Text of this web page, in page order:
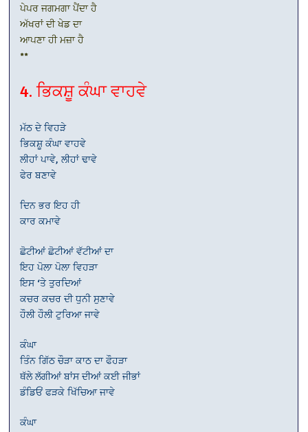
ਪੇਪਰ ਜਗਮਗਾ ਪੈਂਦਾ ਹੈ
ਅੱਖਰਾਂ ਦੀ ਖੇਡ ਦਾ
ਆਪਣਾ ਹੀ ਮਜ਼ਾ ਹੈ
**
4. ਭਿਕਸ਼ੂ ਕੰਘਾ ਵਾਹਵੇ
ਮੱਠ ਦੇ ਵਿਹੜੇ
ਭਿਕਸ਼ੂ ਕੰਘਾ ਵਾਹਵੇ
ਲੀਹਾਂ ਪਾਵੇ, ਲੀਹਾਂ ਢਾਵੇ
ਫੇਰ ਬਣਾਵੇ
ਦਿਨ ਭਰ ਇਹ ਹੀ
ਕਾਰ ਕਮਾਵੇ
ਛੋਟੀਆਂ ਛੋਟੀਆਂ ਵੱਟੀਆਂ ਦਾ
ਇਹ ਪੋਲਾ ਪੋਲਾ ਵਿਹੜਾ
ਇਸ ‘ਤੇ ਤੁਰਦਿਆਂ
ਕਚਰ ਕਚਰ ਦੀ ਧੁਨੀ ਸੁਣਾਵੇ
ਹੌਲੀ ਹੌਲੀ ਟੁਰਿਆ ਜਾਵੇ
ਕੰਘਾ
ਤਿੰਨ ਗਿੱਠ ਚੌੜਾ ਕਾਠ ਦਾ ਫੌਹੜਾ
ਥੱਲੇ ਲੱਗੀਆਂ ਬਾਂਸ ਦੀਆਂ ਕਈ ਜੀਭਾਂ
ਡੰਡਿਓਂ ਫੜਕੇ ਖਿੱਚਿਆ ਜਾਵੇ
ਕੰਘਾ